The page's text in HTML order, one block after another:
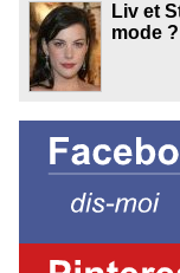
Liv et
mode ?